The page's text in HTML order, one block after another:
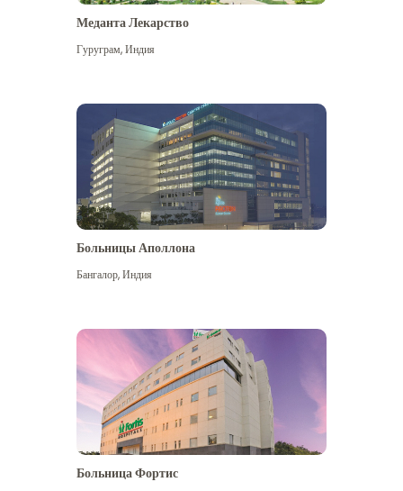
Посмотреть больше
Меданта Лекарство
Гуруграм,Индия
Больницы Аполлона
Бангалор,Индия
Больница Фортис